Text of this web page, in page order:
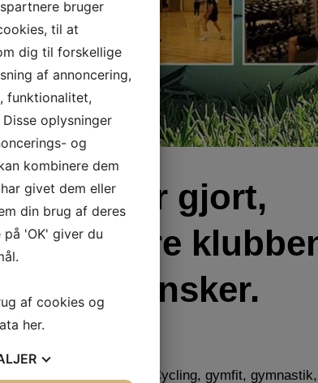
bliver gjort,
til at gøre
vi alle ønsker.
& fitness, IndoorCycling, gymfit,
bruger
til at
dig til forskellige
af annoncering,
funktionalitet,
oplysninger
og
kombinere dem
givet dem eller
din brug af deres
'OK' giver du
af cookies og
her.